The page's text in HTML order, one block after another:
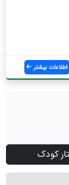
اطلاعات بیشتر
کودک